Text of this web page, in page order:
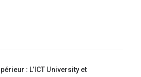
: L’ICT University et